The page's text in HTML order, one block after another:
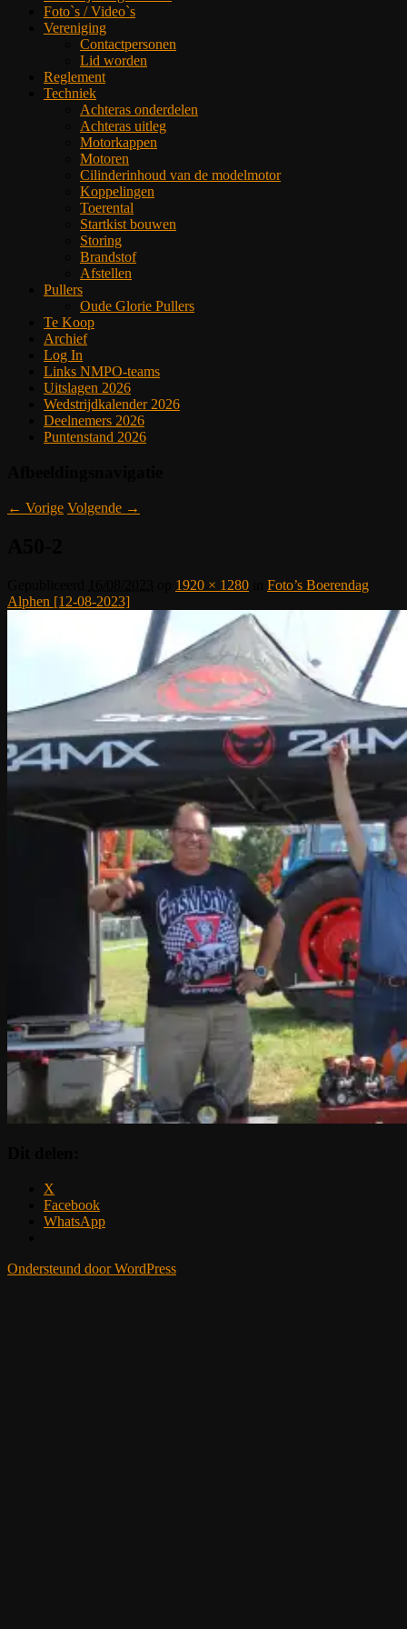
Foto`s / Video`s
Vereniging
Contactpersonen
Lid worden
Reglement
Techniek
Achteras onderdelen
Achteras uitleg
Motorkappen
Motoren
Cilinderinhoud van de modelmotor
Koppelingen
Toerental
Startkist bouwen
Storing
Brandstof
Afstellen
Pullers
Oude Glorie Pullers
Te Koop
Archief
Log In
Links NMPO-teams
Uitslagen 2026
Wedstrijdkalender 2026
Deelnemers 2026
Puntenstand 2026
← Vorige Volgende →
1920 × 1280
Foto’s Boerendag
Alphen [12-08-2023]
X
Facebook
WhatsApp
Ondersteund door WordPress